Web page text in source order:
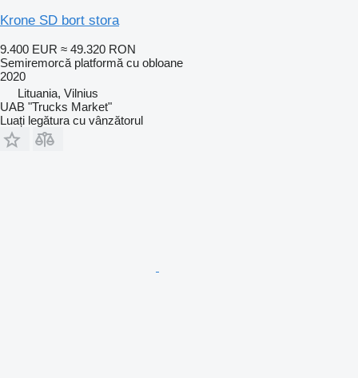
Krone SD bort stora
9.400 EUR ≈ 49.320 RON
Semiremorcă platformă cu obloane
2020
Lituania, Vilnius
UAB "Trucks Market"
Luați legătura cu vânzătorul